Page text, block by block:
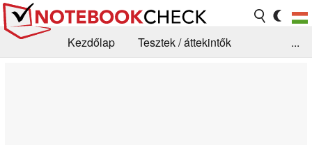
Kezdőlap
Tesztek / áttekintők
...